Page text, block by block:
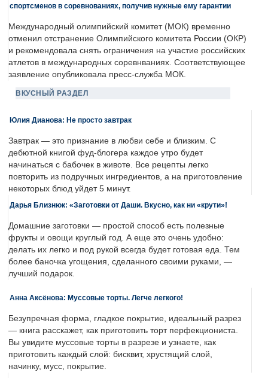
спортсменов в соревнованиях, получив нужные ему гарантии
Международный олимпийский комитет (МОК) временно
отменил отстранение Олимпийского комитета России (ОКР)
и рекомендовала снять ограничения на участие российских
атлетов в международных соревнваниях. Соответствующее
заявление опубликовала пресс-служба МОК.
ВКУСНЫЙ РАЗДЕЛ
Юлия Дианова: Не просто завтрак
Завтрак — это признание в любви себе и близким. С
дебютной книгой фуд-блогера каждое утро будет
начинаться с бабочек в животе. Все рецепты легко
повторить из подручных ингредиентов, а на приготовление
некоторых блюд уйдет 5 минут.
Дарья Близнюк: «Заготовки от Даши. Вкусно, как ни «крути»!
Домашние заготовки — простой способ есть полезные
фрукты и овощи круглый год. А еще это очень удобно:
делать их легко и под рукой всегда будет готовая еда. Тем
более баночка угощения, сделанного своими руками, —
лучший подарок.
Анна Аксёнова: Муссовые торты. Легче легкого!
Безупречная форма, гладкое покрытие, идеальный разрез
— книга расскажет, как приготовить торт перфекциониста.
Вы увидите муссовые торты в разрезе и узнаете, как
приготовить каждый слой: бисквит, хрустящий слой,
начинку, мусс, покрытие.